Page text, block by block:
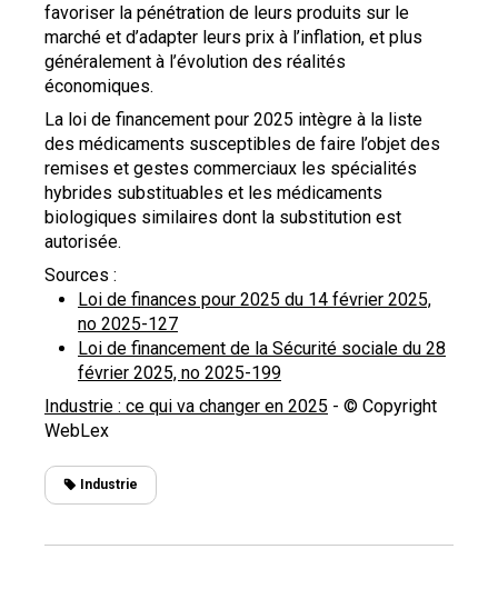
favoriser la pénétration de leurs produits sur le
marché et d’adapter leurs prix à l’inflation, et plus
généralement à l’évolution des réalités
économiques.
La loi de financement pour 2025 intègre à la liste
des médicaments susceptibles de faire l’objet des
remises et gestes commerciaux les spécialités
hybrides substituables et les médicaments
biologiques similaires dont la substitution est
autorisée.
Sources :
Loi de finances pour 2025 du 14 février 2025,
no 2025-127
Loi de financement de la Sécurité sociale du 28
février 2025, no 2025-199
Industrie : ce qui va changer en 2025 - © Copyright
WebLex
Industrie